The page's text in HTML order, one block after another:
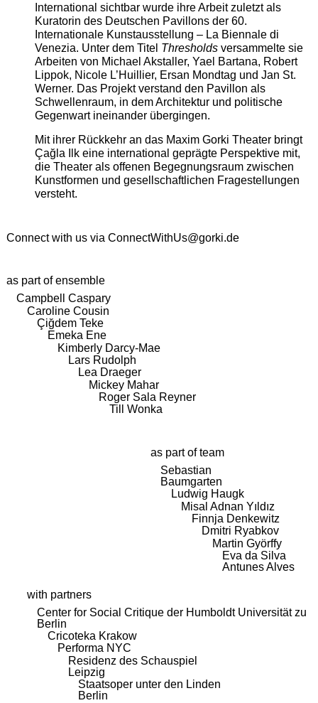
International sichtbar wurde ihre Arbeit zuletzt als
Kuratorin des Deutschen Pavillons der 60.
Internationale Kunstausstellung – La Biennale di
Venezia. Unter dem Titel Thresholdsversammelte sie
Arbeiten von Michael Akstaller, Yael Bartana, Robert
Lippok, Nicole L’Huillier, Ersan Mondtag und Jan St.
Werner. Das Projekt verstand den Pavillon als
Schwellenraum, in dem Architektur und politische
Gegenwart ineinander übergingen.
Mit ihrer Rückkehr an das Maxim Gorki Theater bringt
Çağla Ilk eine international geprägte Perspektive mit,
die Theater als offenen Begegnungsraum zwischen
Kunstformen und gesellschaftlichen Fragestellungen
versteht.
Connect with us via ConnectWithUs@gorki.de
as part of ensemble
Campbell Caspary
Caroline Cousin
Çiğdem Teke
Emeka Ene
Kimberly Darcy-Mae
Lars Rudolph
Lea Draeger
Mickey Mahar
Roger Sala Reyner
Till Wonka
as part of team
Sebastian
Baumgarten
Ludwig Haugk
Misal Adnan Yıldız
Finnja Denkewitz
Dmitri Ryabkov
Martin Györffy
Eva da Silva
Antunes Alves
with partners
Center for Social Critique der Humboldt Universität zu
Berlin
Cricoteka Krakow
Performa NYC
Residenz des Schauspiel
Leipzig
Staatsoper unter den Linden
Berlin